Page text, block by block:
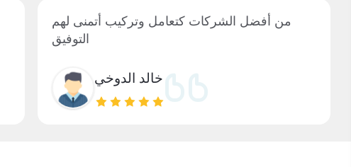
من أفضل الشركات كتعامل وتركيب أتمنى لهم
التوفيق
خالد الدوخي